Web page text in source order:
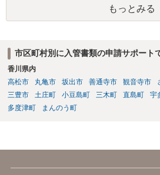
もっとみる
市区町村別に入管書類の申請サポート
香川県内
高松市
丸亀市 坂出市 善通寺市 観音寺市
三豊市
土庄町 小豆島町 三木町 直島町 宇
多度津町
まんのう町